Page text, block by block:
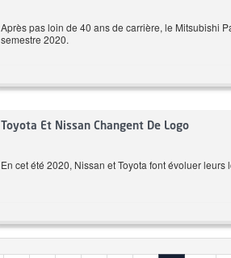
Après pas loin de 40 ans de carrière, le Mitsubishi
semestre 2020.
Toyota Et Nissan Changent De Logo
En cet été 2020, Nissan et Toyota font évoluer